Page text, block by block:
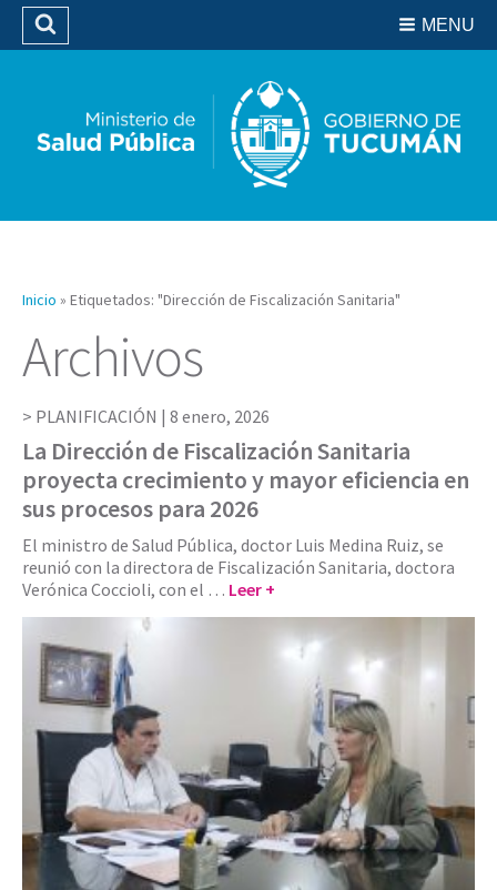
Biblioteca
MENU
Buscar
Inicio » Etiquetados: "Dirección de Fiscalización Sanitaria"
Archivos
PLANIFICACIÓN | 8 enero, 2026
La Dirección de Fiscalización Sanitaria
proyecta crecimiento y mayor eficiencia en
sus procesos para 2026
El ministro de Salud Pública, doctor Luis Medina Ruiz, se
reunió con la directora de Fiscalización Sanitaria, doctora
Verónica Coccioli, con el … Leer +